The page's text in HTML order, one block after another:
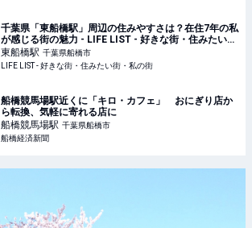
千葉県「東船橋駅」周辺の住みやすさは？在住7年の私
が感じる街の魅力 - LIFE LIST - 好きな街・住みたい
街・私の街
東船橋駅 千葉県船橋市
LIFE LIST - 好きな街・住みたい街・私の街
船橋競馬場駅近くに「キロ・カフェ」 おにぎり店か
ら転換、気軽に寄れる店に
船橋競馬場駅 千葉県船橋市
船橋経済新聞